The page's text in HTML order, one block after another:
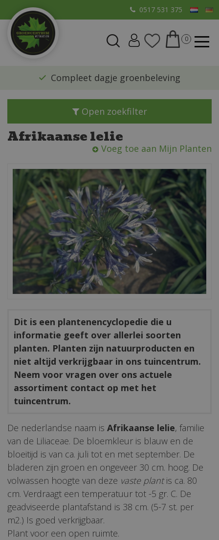
a
0517 531 375
​Compleet dagje groenbeleving
Open zoekfilter
Afrikaanse lelie
Voeg toe aan Mijn Planten
Dit is een plantenencyclopedie die u
informatie geeft over allerlei soorten
planten. Planten zijn natuurproducten en
niet altijd verkrijgbaar in ons tuincentrum.
Neem voor vragen over ons actuele
assortiment contact op met het
tuincentrum.
De nederlandse naam is Afrikaanse lelie, familie
van de Liliaceae. De bloemkleur is blauw en de
bloeitijd is van ca. juli tot en met september. De
bladeren zijn groen en ongeveer 30 cm. hoog. De
volwassen hoogte van deze vaste plantis ca. 80
cm. Verdraagt een temperatuur tot -5 gr. C. De
geadviseerde plantafstand is 38 cm. (5-7 st. per
m2.) Is goed verkrijgbaar.
Plant voor een open ruimte.